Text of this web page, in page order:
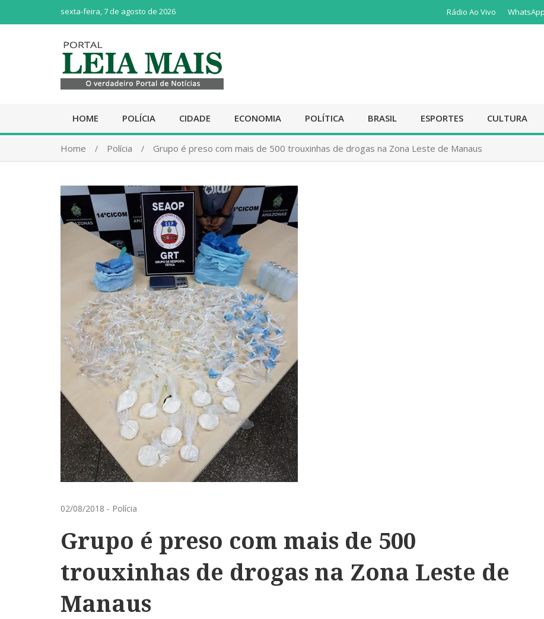
sexta-feira, 7 de agosto de 2026 Rádio Ao Vivo
HOME POLÍCIA CIDADE ECONOMIA POLÍTICA BRASIL ESPORTES CULTURA
Home Polícia Grupo é preso com mais de 500 trouxinhas de drogas na Zona Leste de Manaus
02/08/2018 - Polícia
Grupo é preso com mais de 500
trouxinhas de drogas na Zona Leste de
Manaus